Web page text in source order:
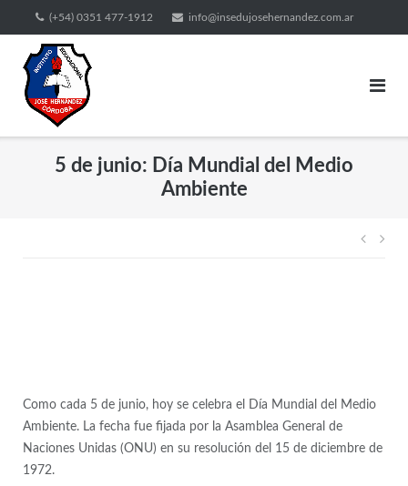
(+54) 0351 477-1912 info@insedujosehernandez.com.ar
5 de junio: Día Mundial del Medio
Ambiente
Como cada 5 de junio, hoy se celebra el Día Mundial del Medio
Ambiente. La fecha fue fijada por la Asamblea General de
Naciones Unidas (ONU) en su resolución del 15 de diciembre de
1972.